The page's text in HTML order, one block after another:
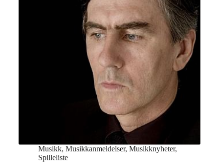
Musikk, Musikkanmeldelser, Musikknyheter,
Spilleliste